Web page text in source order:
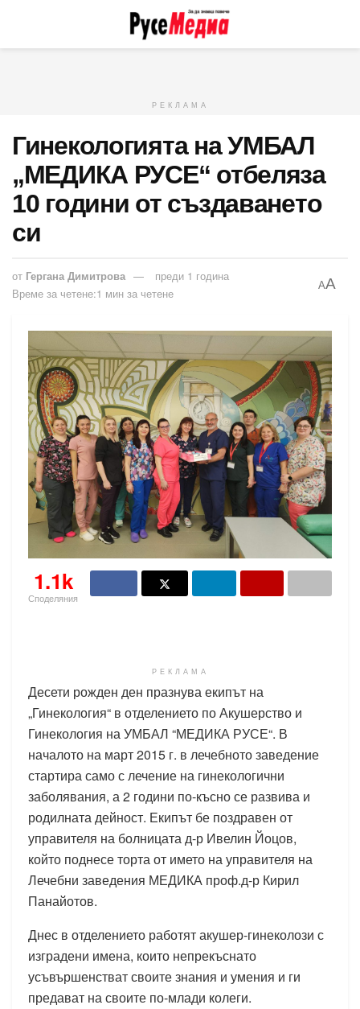
РЕКЛАМА
Гинекологията на УМБАЛ
„МЕДИКА РУСЕ“ отбеляза
10 години от създаването
си
от Гергана Димитрова
преди 1 година
Време за четене:1 мин за четене
AA
1.1k
Споделяния
РЕКЛАМА
Десети рожден ден празнува екипът на
„Гинекология“ в отделението по Акушерство и
Гинекология на УМБАЛ “МЕДИКА РУСЕ“. В
началото на март 2015 г. в лечебното заведение
стартира само с лечение на гинекологични
заболявания, а 2 години по-късно се развива и
родилната дейност. Екипът бе поздравен от
управителя на болницата д-р Ивелин Йоцов,
който поднесе торта от името на управителя на
Лечебни заведения МЕДИКА проф.д-р Кирил
Панайотов.
Днес в отделението работят акушер-гинеколози с
изградени имена, които непрекъснато
усъвършенстват своите знания и умения и ги
предават на своите по-млади колеги.